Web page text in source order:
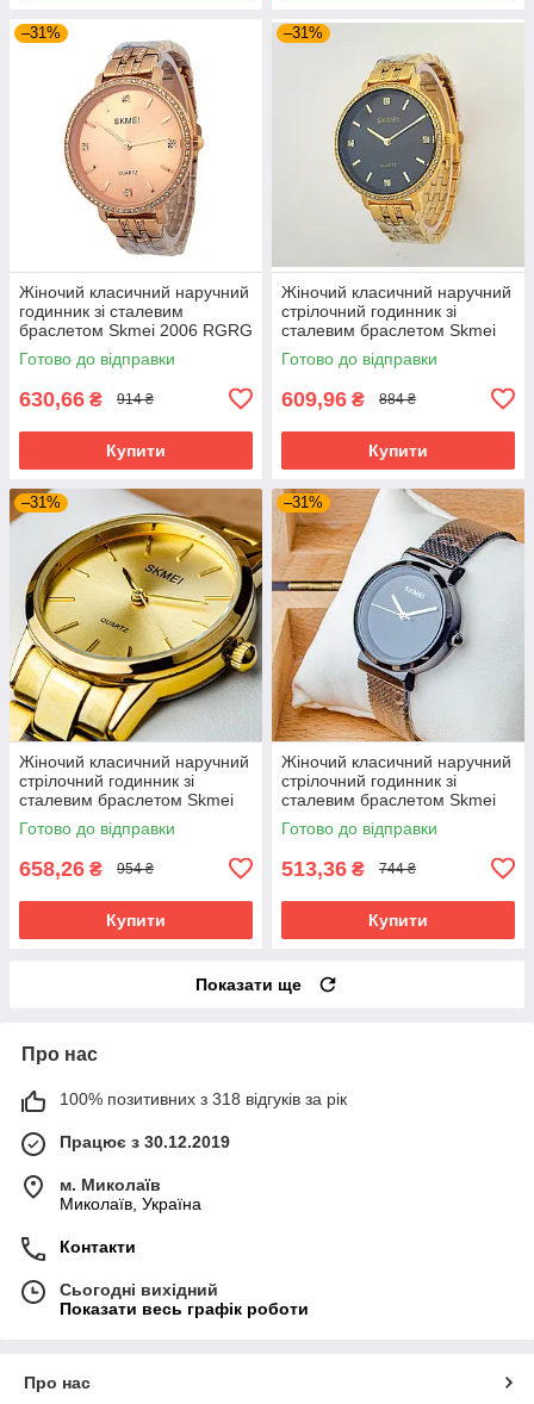
–31%
Жіночий класичний наручний
годинник зі сталевим
браслетом Skmei 2006 RGRG
Готово до відправки
630,66 ₴ 914 ₴
Купити
–31%
Жіночий класичний наручний
стрілочний годинник зі
сталевим браслетом Skmei
2006 GDBK
Готово до відправки
609,96 ₴ 884 ₴
Купити
–31%
Жіночий класичний наручний
стрілочний годинник зі
сталевим браслетом Skmei
1695 GD
Готово до відправки
658,26 ₴ 954 ₴
Купити
–31%
Жіночий класичний наручний
стрілочний годинник зі
сталевим браслетом Skmei
1595 BK
Готово до відправки
513,36 ₴ 744 ₴
Купити
Показати ще
Про нас
100% позитивних з 318 відгуків за рік
Працює з 30.12.2019
м. Миколаїв
Миколаїв, Україна
Контакти
Сьогодні вихідний
Показати весь графік роботи
Про нас